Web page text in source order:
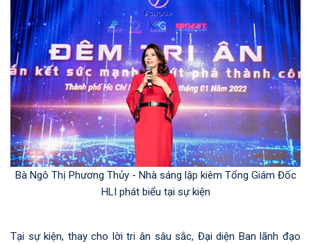
Bà Ngô Thị Phương Thủy - Nhà sáng lập kiêm Tổng Giám Đốc
HLI phát biểu tại sự kiện
Tại sự kiện, thay cho lời tri ân sâu sắc, Đại diện Ban lãnh đạo